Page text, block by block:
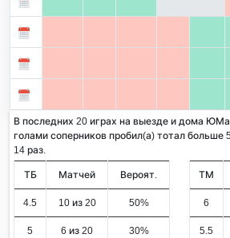
В последних 20 играх на выезде и дома
голами соперников пробил(а) тотал больше
14 раз.
ТБ Матчей Вероят.
4.5 10 из 20 50%
5 6 из 20 30%
ТМ
6
5.5